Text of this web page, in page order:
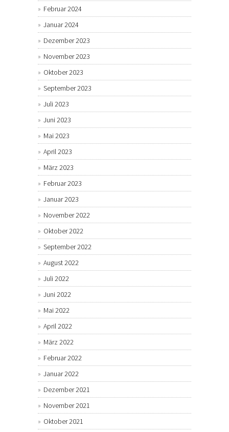
Februar 2024
Januar 2024
Dezember 2023
November 2023
Oktober 2023
September 2023
Juli 2023
Juni 2023
Mai 2023
April 2023
März 2023
Februar 2023
Januar 2023
November 2022
Oktober 2022
September 2022
August 2022
Juli 2022
Juni 2022
Mai 2022
April 2022
März 2022
Februar 2022
Januar 2022
Dezember 2021
November 2021
Oktober 2021